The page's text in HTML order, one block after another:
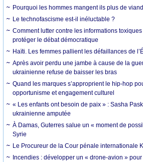
Pourquoi les hommes mangent ils plus de
Le technofascisme est-il inéluctable ?
Comment lutter contre les informations
protéger le débat démocratique
Haïti. Les femmes pallient les défaillances de
Après avoir perdu une jambe à cause de la
ukrainienne refuse de baisser les bras
Quand les marques s’approprient le hip-hop
opportunisme et engagement culturel
« Les enfants ont besoin de paix » : Sasha
ukrainienne amputée
À Damas, Guterres salue un « moment de
Syrie
Le Procureur de la Cour pénale internationale
Incendies : développer un « drone-avion »